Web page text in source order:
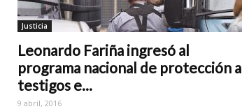
Justicia
Leonardo Fariña ingresó al
programa nacional de protección a
testigos e...
9 abril, 2016